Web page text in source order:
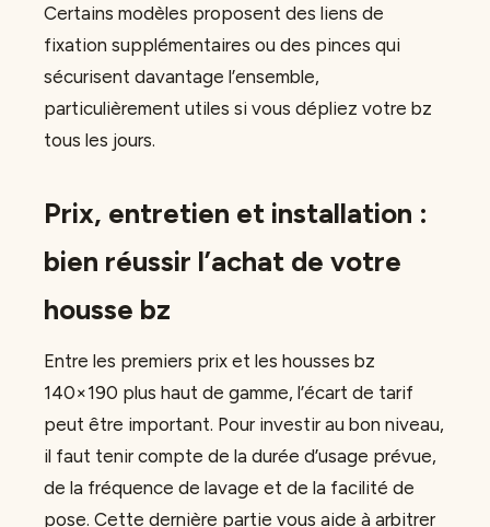
Certains modèles proposent des liens de
fixation supplémentaires ou des pinces qui
sécurisent davantage l’ensemble,
particulièrement utiles si vous dépliez votre bz
tous les jours.
Prix, entretien et installation :
bien réussir l’achat de votre
housse bz
Entre les premiers prix et les housses bz
140×190 plus haut de gamme, l’écart de tarif
peut être important. Pour investir au bon niveau,
il faut tenir compte de la durée d’usage prévue,
de la fréquence de lavage et de la facilité de
pose. Cette dernière partie vous aide à arbitrer